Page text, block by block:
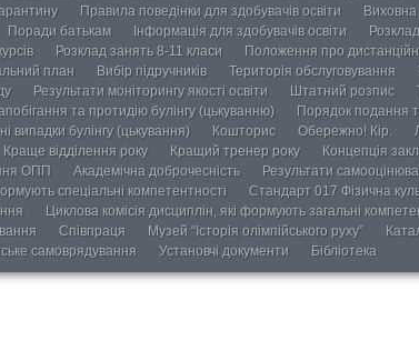
Правила поведінки для здобувачів освіти
Поради батькам Інформація для здобувачів освіти
Розклад занять 8-11 класи Положення про
план Вибір підручників Територія обслуговування
Результати моніторингу якості освіти Штатний розпис
та протидію булінгу (цькуванню)
Порядок подання
випадки булінгу (цькування)
Кошторис Обережно! Кір.
Краще відділення року Кращий тренер року Концепція
ОПП Академічна доброчесність Результати
спеціальні компетентності
Стандарт 017 Фізична
Циклова комісія дисциплін, які формують загальні
Співпраця Музей “Історія олімпійського руху”
самоврядування Установчі документи Бібліотека